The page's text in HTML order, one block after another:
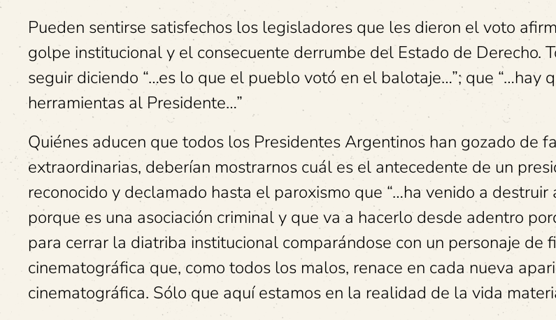
Pueden sentirse satisfechos los legisladores que les dieron el voto
golpe institucional y el consecuente derrumbe del Estado de Derecho.
seguir diciendo “…es lo que el pueblo votó en el balotaje…”; que “…hay
herramientas al Presidente…”
Quiénes aducen que todos los Presidentes Argentinos han gozado de
extraordinarias, deberían mostrarnos cuál es el antecedente de un
reconocido y declamado hasta el paroxismo que “…ha venido a destruir
porque es una asociación criminal y que va a hacerlo desde adentro
para cerrar la diatriba institucional comparándose con un personaje de
cinematográfica que, como todos los malos, renace en cada nueva
cinematográfica. Sólo que aquí estamos en la realidad de la vida